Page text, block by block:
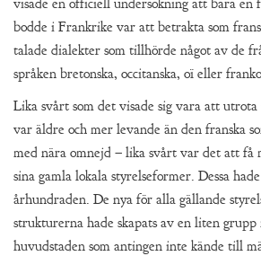
visade en officiell undersökning att bara en
bodde i Frankrike var att betrakta som
talade dialekter som tillhörde något av de
språken bretonska, occitanska, oï eller
Lika svårt som det visade sig vara att
var äldre och mer levande än den franska
med nära omnejd – lika svårt var det att få
sina gamla lokala styrelseformer. Dessa
århundraden. De nya för alla gällande
strukturerna hade skapats av en liten grupp
huvudstaden som antingen inte kände till